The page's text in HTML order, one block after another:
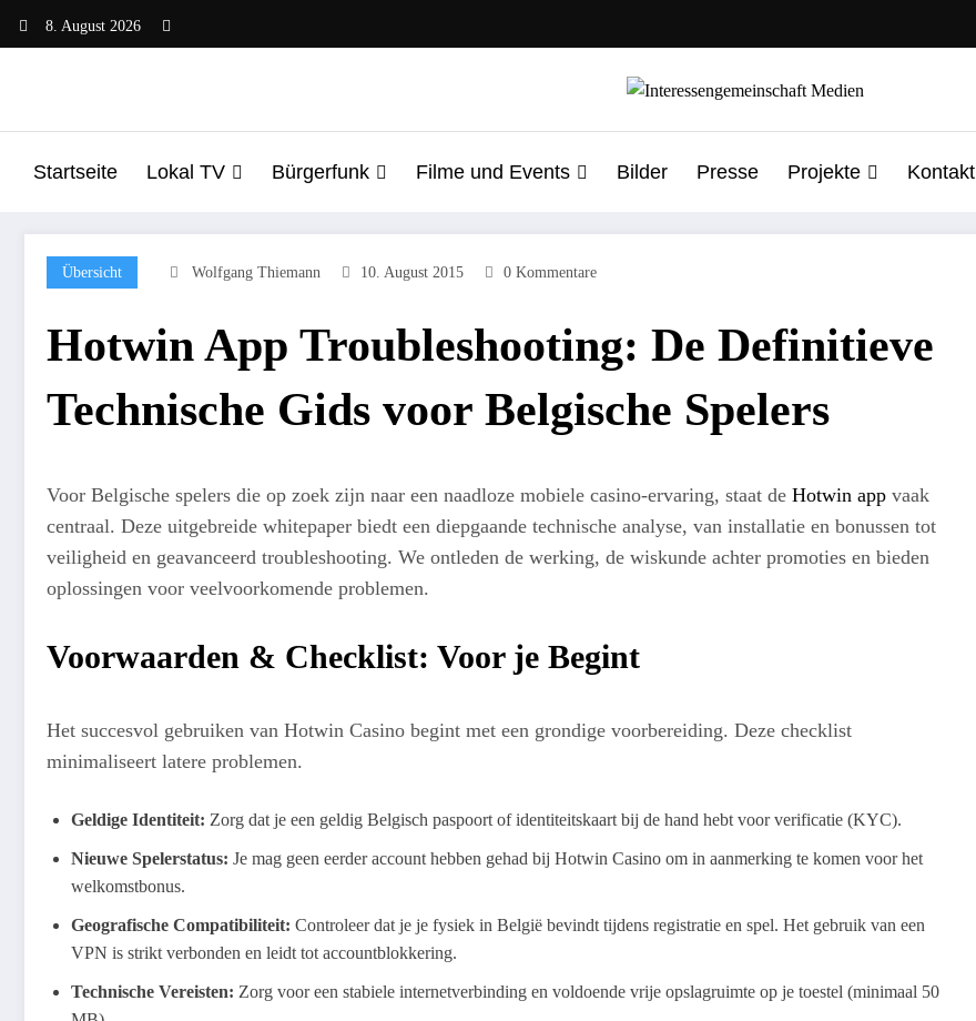
8. August 2026
Startseite Lokal TV Bürgerfunk Filme und Events Bilder Presse Projekte Kontakt
Übersicht Wolfgang Thiemann 10. August 2015 0 Kommentare
Hotwin App Troubleshooting: De Definitieve
Technische Gids voor Belgische Spelers
Voor Belgische spelers die op zoek zijn naar een naadloze mobiele casino-ervaring, staat de Hotwin app vaak
centraal. Deze uitgebreide whitepaper biedt een diepgaande technische analyse, van installatie en bonussen tot
veiligheid en geavanceerd troubleshooting. We ontleden de werking, de wiskunde achter promoties en bieden
oplossingen voor veelvoorkomende problemen.
Voorwaarden & Checklist: Voor je Begint
Het succesvol gebruiken van Hotwin Casino begint met een grondige voorbereiding. Deze checklist
minimaliseert latere problemen.
Geldige Identiteit: Zorg dat je een geldig Belgisch paspoort of identiteitskaart bij de hand hebt voor verificatie (KYC).
Nieuwe Spelerstatus: Je mag geen eerder account hebben gehad bij Hotwin Casino om in aanmerking te komen voor het
welkomstbonus.
Geografische Compatibiliteit: Controleer dat je je fysiek in België bevindt tijdens registratie en spel. Het gebruik van een
VPN is strikt verbonden en leidt tot accountblokkering.
Technische Vereisten: Zorg voor een stabiele internetverbinding en voldoende vrije opslagruimte op je toestel (minimaal 50